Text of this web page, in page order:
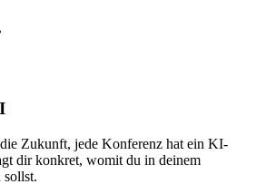
Zukunft, jede Konferenz hat ein KI-
dir konkret, womit du in deinem
sollst.